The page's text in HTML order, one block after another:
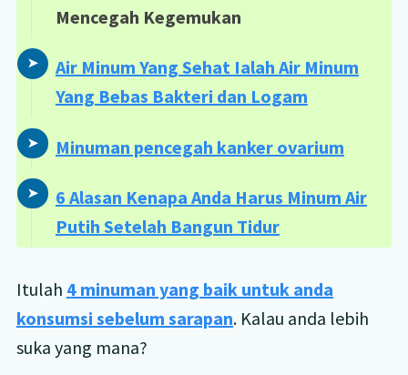
Mencegah Kegemukan
Air Minum Yang Sehat Ialah Air Minum
Yang Bebas Bakteri dan Logam
Minuman pencegah kanker ovarium
6 Alasan Kenapa Anda Harus Minum Air
Putih Setelah Bangun Tidur
Itulah 4 minuman yang baik untuk anda
konsumsi sebelum sarapan. Kalau anda lebih
suka yang mana?